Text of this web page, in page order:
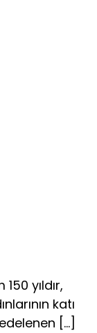
yıldır,
katı
[…]